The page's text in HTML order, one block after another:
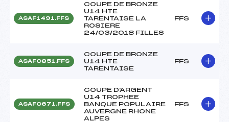
ASAF1491.FFS
COUPE DE BRONZE
U14 HTE
TARENTAISE LA
ROSIERE
24/03/2018 FILLES
FFS
ASAF0851.FFS
COUPE DE BRONZE
U14 HTE
TARENTAISE
FFS
ASAF0671.FFS
COUPE D'ARGENT
U14 TROPHEE
BANQUE POPULAIRE
AUVERGNE RHONE
ALPES
FFS